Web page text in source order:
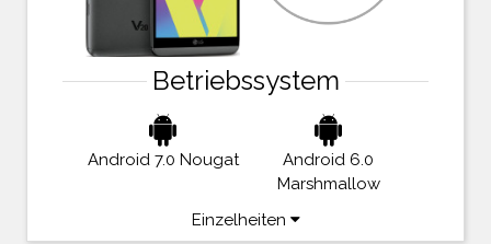
Betriebssystem
Android 7.0 Nougat
Android 6.0
Marshmallow
Einzelheiten